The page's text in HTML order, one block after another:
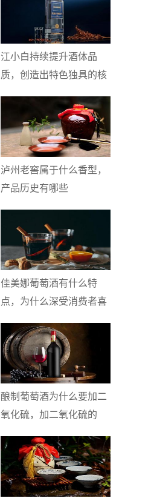
江小白持续提升酒体品
质，创造出特色独具的核
泸州老窖属于什么香型，
产品历史有哪些
佳美娜葡萄酒有什么特
点，为什么深受消费者喜
酿制葡萄酒为什么要加二
氧化硫，加二氧化硫的